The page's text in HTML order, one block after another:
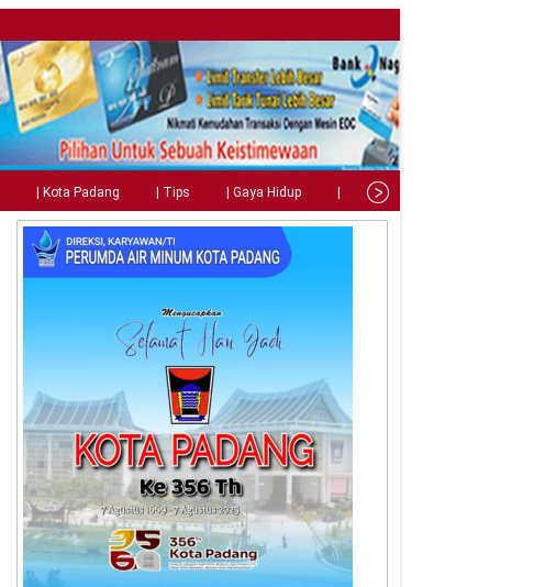
| Kota Padang | Tips | Gaya Hidup | Teknologi